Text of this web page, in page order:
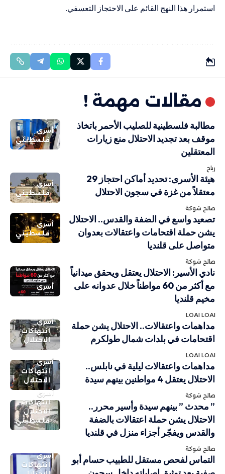
استمرار هذا النهج القائم على الاحتجاز التعسفي.
مقالات مهمة !
أسرى
فلسطيني
مطالبة فلسطينية للصليب الأحمر باتخاذ
موقف بعد تجديد الاحتلال منع زيارات
المعتقلين
رباح
أسرى
فلسطيني
هيئة الأسرى: تحديد أماكن احتجاز 29
معتقلاً من غزة في سجون الاحتلال
صالح شوكة
أسرى
فلسطيني
تصعيد واسع في الضفة والقدس.. الاحتلال
يشن حملة اقتحامات واعتقالات بعدوان
متواصل على قلنديا
صالح شوكة
أسرى
نادي الأسير: الاحتلال يعتقل ويحقق ميدانياً
مع أكثر من 60 مواطناً خلال عدوانه على
مخيم قلنديا
LOAI LOAI
أسرى
انتهاكات
الاحتلال
مداهمات واعتقالات.. الاحتلال يشن حملة
اقتحامات في بلدات شمال طولكرم
LOAI LOAI
أسرى
انتهاكات
الاحتلال
مداهمات واعتقالات ليلية في نابلس..
الاحتلال يعتقل 4 مواطنين بينهم سيدة
صالح شوكة
أسرى
انتهاكات
الاحتلال
فلسطيني
” محدث ” بينهم سيدة وأسير محرر..
الاحتلال يشن حملة اعتقالات بالضفة
والقدس ويفجّر أجزاء منزل في قلنديا
صالح شوكة
أسرى
انتهاكات
التماس لفحص مستقل للطبيب حسام أبو